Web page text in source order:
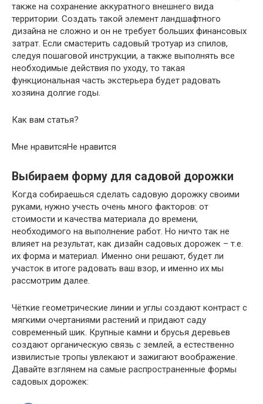
также на сохранение аккуратного внешнего вида
территории. Создать такой элемент ландшафтного
дизайна не сложно и он не требует больших финансовых
затрат. Если смастерить садовый тротуар из спилов,
следуя пошаговой инструкции, а также выполнять все
необходимые действия по уходу, то такая
функциональная часть экстерьера будет радовать
хозяина долгие годы.
Как вам статья?
Мне нравитсяНе нравится
Выбираем форму для садовой дорожки
Когда собираешься сделать садовую дорожку своими
руками, нужно учесть очень много факторов: от
стоимости и качества материала до времени,
необходимого на выполнение работ. Но ничто так не
влияет на результат, как дизайн садовых дорожек – т.е.
их форма и материал. Именно они решают, будет ли
участок в итоге радовать ваш взор, и именно их мы
рассмотрим далее.
Чёткие геометрические линии и углы создают контраст с
мягкими очертаниями растений и придают саду
современный шик. Крупные камни и брусья деревьев
создают органическую связь с землей, а естественно
извилистые тропы увлекают и зажигают воображение.
Давайте взглянем на самые распространенные формы
садовых дорожек: